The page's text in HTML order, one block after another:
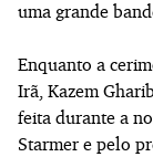
uma grande
Enquanto a
Irã, Kazem
feita durante a
Starmer e pelo